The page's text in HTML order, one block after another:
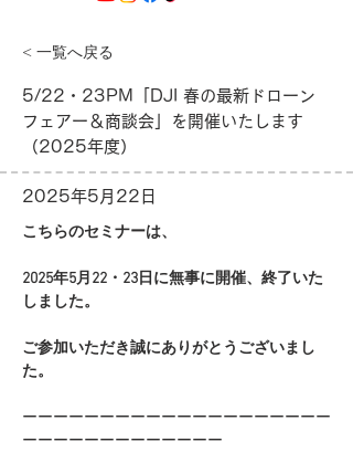
< 一覧へ戻る
5/22・23PM「DJI 春の最新ドローン
フェアー＆商談会」を開催いたします
（2025年度）
2025年5月22日
こちらのセミナーは、
2025年5月22・23日に無事に開催、終了いた
しました。
ご参加いただき誠にありがとうございまし
た。
ーーーーーーーーーーーーーーーーーーーー
ーーーーーーーーーーーーー